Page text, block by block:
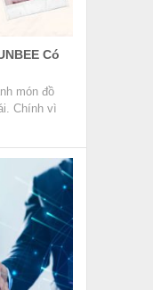
Có
món đồ
Chính vì